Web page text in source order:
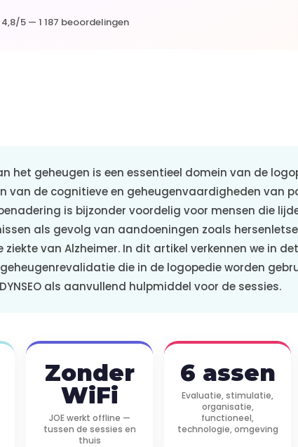
4,8/5 — 1 187 beoordelingen
het geheugen is een essentieel domein van de
van de cognitieve en geheugenvaardigheden van
is bijzonder voordelig voor mensen die
als gevolg van aandoeningen zoals
van Alzheimer. In dit artikel verkennen we in
die in de logopedie worden
als aanvullend hulpmiddel voor de sessies.
Zonder
WiFi
JOE werkt offline —
tussen de sessies en
thuis
6 assen
Evaluatie, stimulatie,
organisatie,
functioneel,
technologie, omgeving